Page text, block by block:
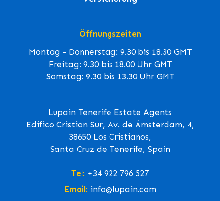
Öffnungszeiten
Montag - Donnerstag: 9.30 bis 18.30 GMT
Freitag: 9.30 bis 18.00 Uhr GMT
Samstag: 9.30 bis 13.30 Uhr GMT
Lupain Tenerife Estate Agents
Edifico Cristian Sur, Av. de Ámsterdam, 4,
38650 Los Cristianos,
Santa Cruz de Tenerife, Spain
Tel: +34 922 796 527
Email: info@lupain.com